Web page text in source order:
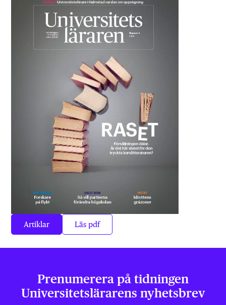
Artiklar Läs pdf
Prenumerera på tidningen
Universitets­lärarens nyhetsbrev